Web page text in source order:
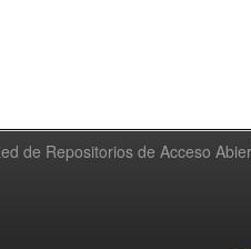
de Repositorios de Acceso